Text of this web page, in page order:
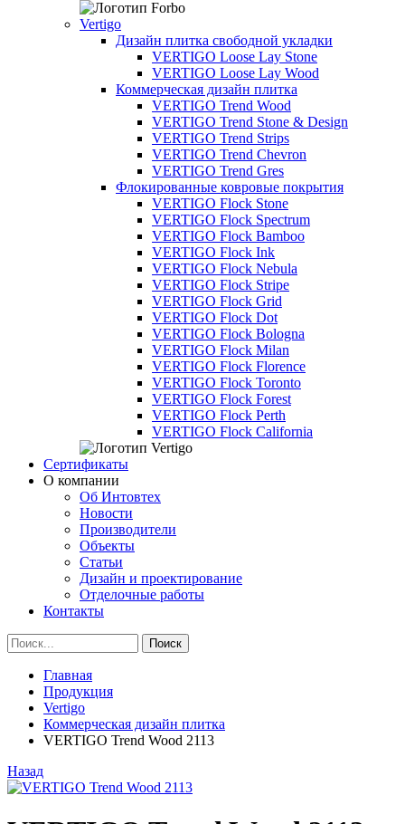
Vertigo
Дизайн плитка свободной укладки
VERTIGO Loose Lay Stone
VERTIGO Loose Lay Wood
Коммерческая дизайн плитка
VERTIGO Trend Wood
VERTIGO Trend Stone & Design
VERTIGO Trend Strips
VERTIGO Trend Chevron
VERTIGO Trend Gres
Флокированные ковровые покрытия
VERTIGO Flock Stone
VERTIGO Flock Spectrum
VERTIGO Flock Bamboo
VERTIGO Flock Ink
VERTIGO Flock Nebula
VERTIGO Flock Stripe
VERTIGO Flock Grid
VERTIGO Flock Dot
VERTIGO Flock Bologna
VERTIGO Flock Milan
VERTIGO Flock Florence
VERTIGO Flock Toronto
VERTIGO Flock Forest
VERTIGO Flock Perth
VERTIGO Flock California
Сертификаты
О компании
Об Интовтех
Новости
Производители
Объекты
Статьи
Дизайн и проектирование
Отделочные работы
Контакты
Главная
Продукция
Vertigo
Коммерческая дизайн плитка
VERTIGO Trend Wood 2113
Назад